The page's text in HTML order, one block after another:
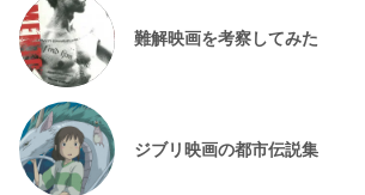
難解映画を考察してみた
ジブリ映画の都市伝説集